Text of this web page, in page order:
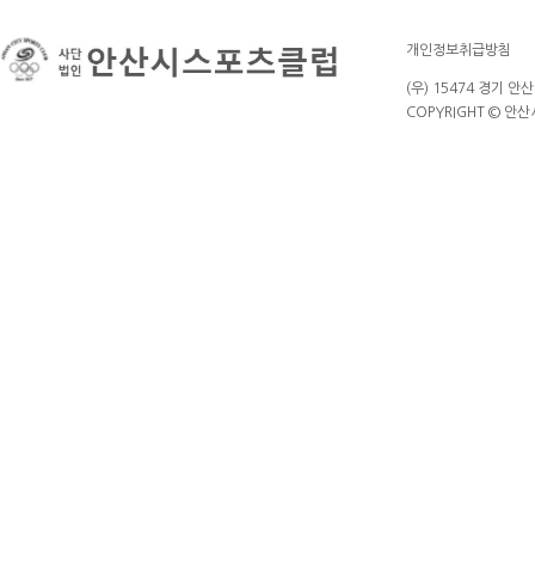
개인정보취급방침
(우) 15474 경기 안
COPYRIGHT © 안